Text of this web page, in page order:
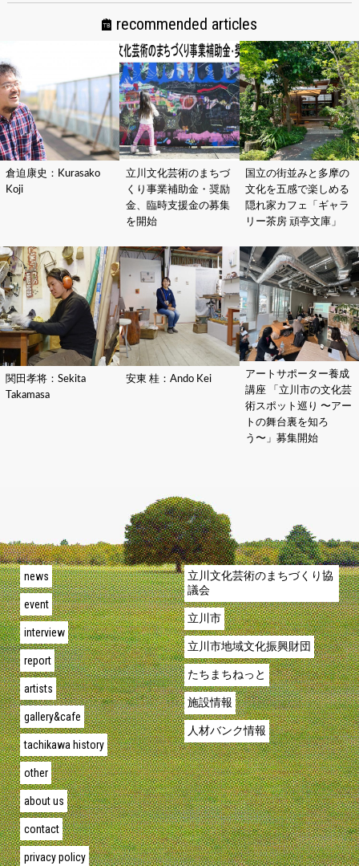
recommended articles
倉迫康史：Kurasako
Koji
立川文化芸術のまちづ
くり事業補助金・奨励
金、臨時支援金の募集
を開始
国立の街並みと多摩の
文化を五感で楽しめる
隠れ家カフェ「ギャラ
リー茶房 頑亭文庫」
関田孝将：Sekita
Takamasa
安東 桂：Ando Kei
アートサポーター養成
講座 「立川市の文化芸
術スポット巡り 〜アー
トの舞台裏を知ろ
う〜」募集開始
news
event
interview
report
artists
gallery&cafe
tachikawa history
other
about us
contact
privacy policy
立川文化芸術のまちづくり協
議会
立川市
立川市地域文化振興財団
たちまちねっと
施設情報
人材バンク情報